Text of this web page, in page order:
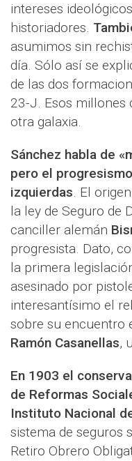
intereses
historiadores.
asumimos sin
día. Sólo así se
de las dos
23-J. Esos millones
otra galaxia.
Sánchez habla de
pero el
izquierdas. El
la ley de Seguro de
canciller alemán
progresista. Dato,
la primera
asesinado por
interesantísimo el
sobre su encuentro
Ramón Casanellas,
En 1903 el
de Reformas
Instituto Nacional
sistema de seguros
Retiro Obrero